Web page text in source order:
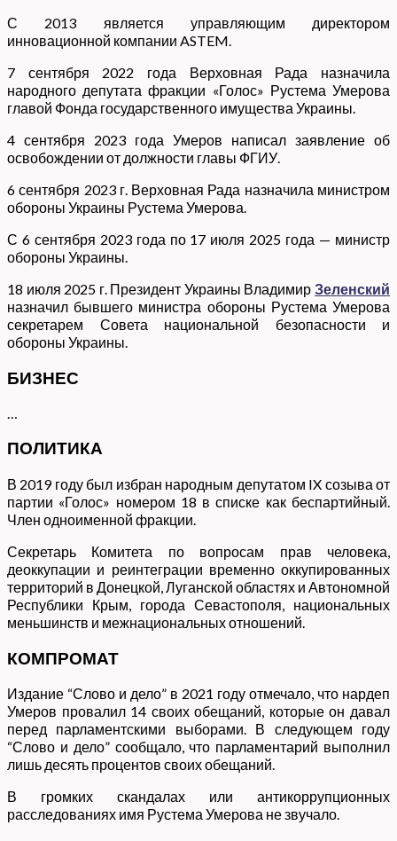
С 2013 является управляющим директором
инновационной компании ASTEM.
7 сентября 2022 года Верховная Рада назначила
народного депутата фракции «Голос» Рустема Умерова
главой Фонда государственного имущества Украины.
4 сентября 2023 года Умеров написал заявление об
освобождении от должности главы ФГИУ.
6 сентября 2023 г. Верховная Рада назначила министром
обороны Украины Рустема Умерова.
С 6 сентября 2023 года по 17 июля 2025 года — министр
обороны Украины.
18 июля 2025 г. Президент Украины Владимир Зеленский
назначил бывшего министра обороны Рустема Умерова
секретарем Совета национальной безопасности и
обороны Украины.
БИЗНЕС
…
ПОЛИТИКА
В 2019 году был избран народным депутатом IX созыва от
партии «Голос» номером 18 в списке как беспартийный.
Член одноименной фракции.
Секретарь Комитета по вопросам прав человека,
деоккупации и реинтеграции временно оккупированных
территорий в Донецкой, Луганской областях и Автономной
Республики Крым, города Севастополя, национальных
меньшинств и межнациональных отношений.
КОМПРОМАТ
Издание “Слово и дело” в 2021 году отмечало, что нардеп
Умеров провалил 14 своих обещаний, которые он давал
перед парламентскими выборами. В следующем году
“Слово и дело” сообщало, что парламентарий выполнил
лишь десять процентов своих обещаний.
В громких скандалах или антикоррупционных
расследованиях имя Рустема Умерова не звучало.